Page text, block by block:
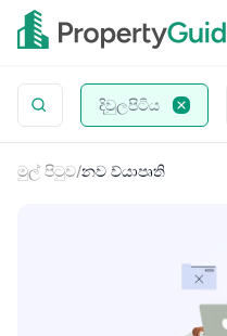
දිවුලපිටිය
මුල් පිටුව/නව ව්යාපෘති